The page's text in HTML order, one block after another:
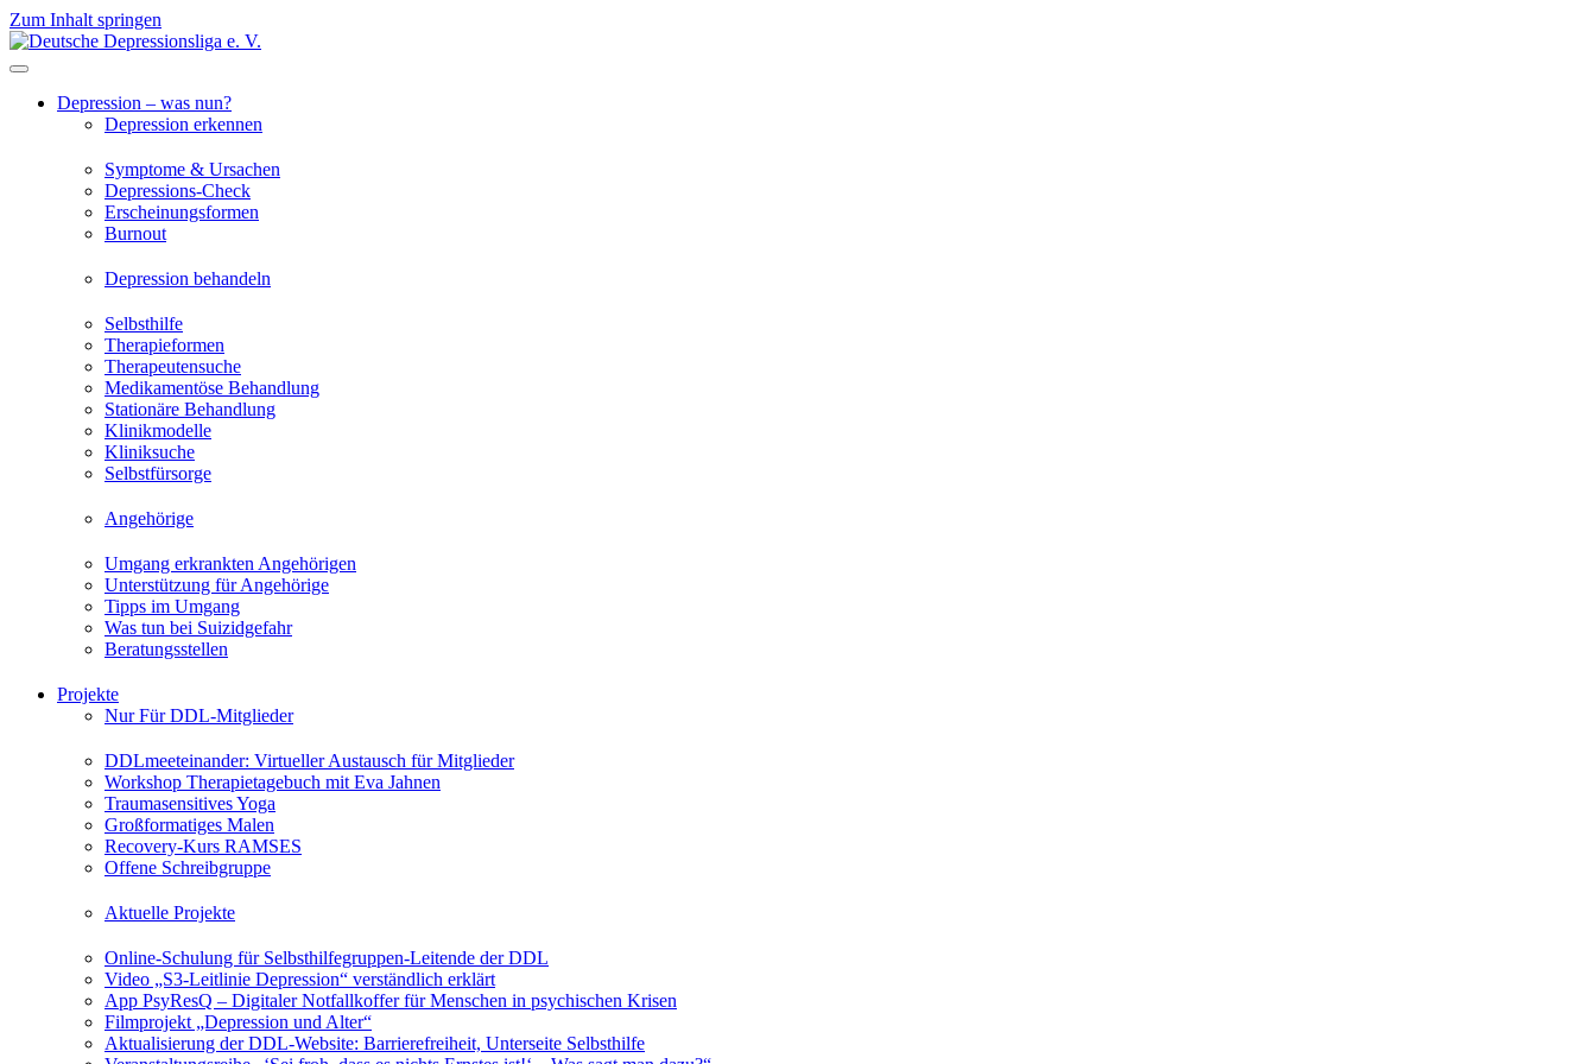
Zum Inhalt springen
Depression – was nun?
Depression erkennen
Symptome & Ursachen
Depressions-Check
Erscheinungsformen
Burnout
Depression behandeln
Selbsthilfe
Therapieformen
Therapeutensuche
Medikamentöse Behandlung
Stationäre Behandlung
Klinikmodelle
Kliniksuche
Selbstfürsorge
Angehörige
Umgang erkrankten Angehörigen
Unterstützung für Angehörige
Tipps im Umgang
Was tun bei Suizidgefahr
Beratungsstellen
Projekte
Nur Für DDL-Mitglieder
DDLmeeteinander: Virtueller Austausch für Mitglieder
Workshop Therapietagebuch mit Eva Jahnen
Traumasensitives Yoga
Großformatiges Malen
Recovery-Kurs RAMSES
Offene Schreibgruppe
Aktuelle Projekte
Online-Schulung für Selbsthilfegruppen-Leitende der DDL
Video „S3-Leitlinie Depression“ verständlich erklärt
App PsyResQ – Digitaler Notfallkoffer für Menschen in psychischen Krisen
Filmprojekt „Depression und Alter“
Aktualisierung der DDL-Website: Barrierefreiheit, Unterseite Selbsthilfe